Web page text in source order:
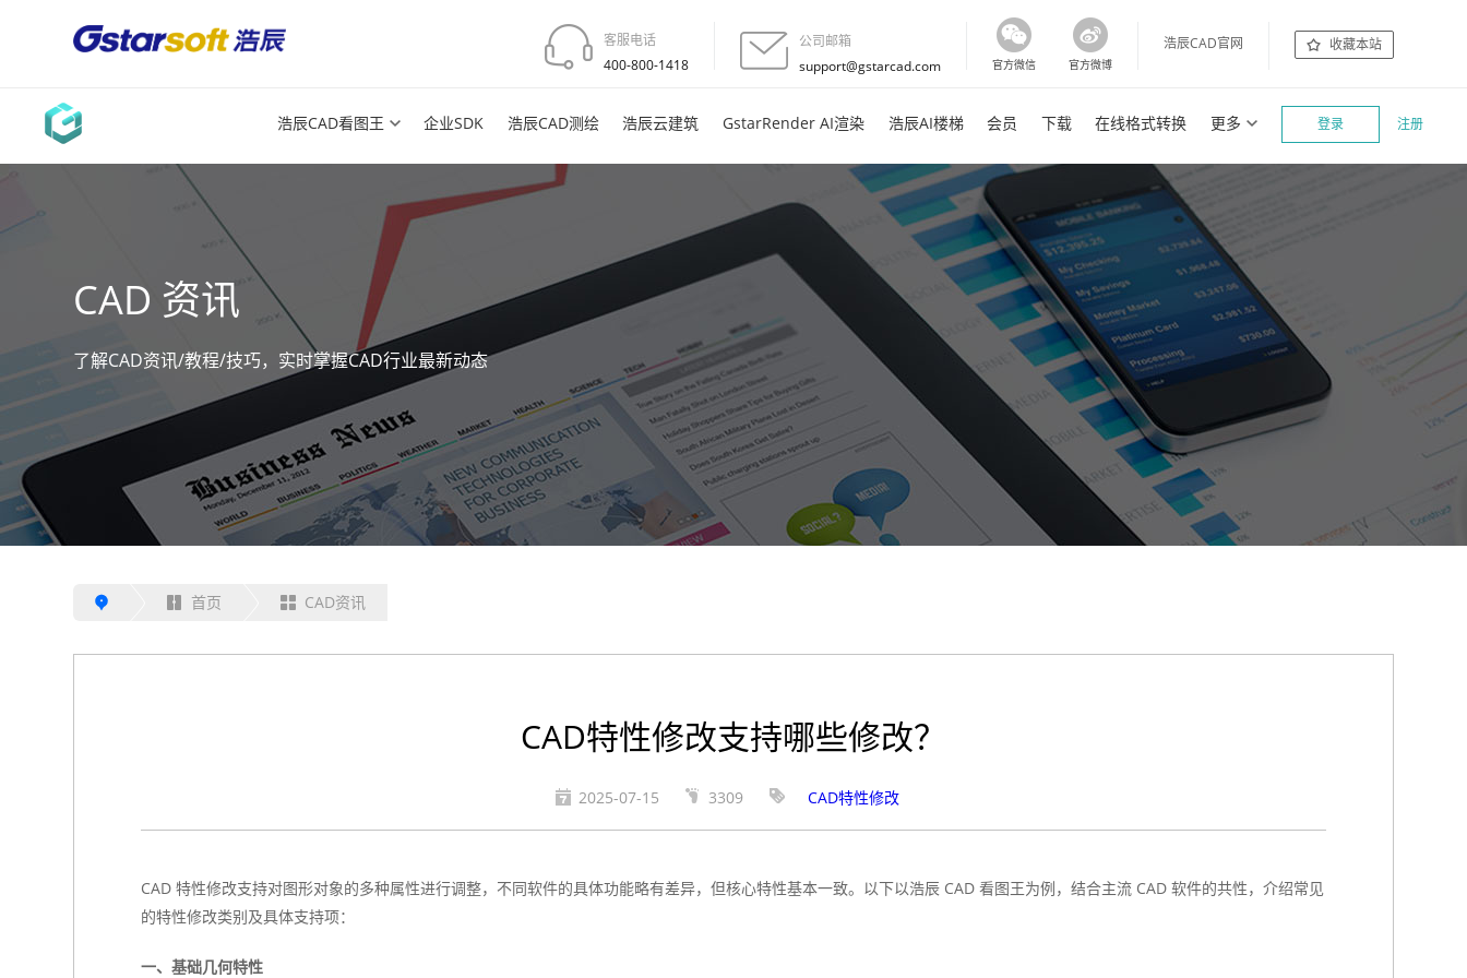
客服电话
400-800-1418
公司邮箱
support@gstarcad.com
官方微信 官方微博
浩辰CAD官网 收藏本站
浩辰CAD看图王 企业SDK 浩辰CAD测绘 浩辰云建筑 GstarRender AI渲染 浩辰AI楼梯 会员 下载 在线格式转换 更多 登录 注册
CAD 资讯
了解CAD资讯/教程/技巧，实时掌握CAD行业最新动态
首页 CAD资讯
CAD特性修改支持哪些修改？
2025-07-15 3309 CAD特性修改
CAD 特性修改支持对图形对象的多种属性进行调整，不同软件的具体功能略有差异，但核心特性基本一致。以下以浩辰 CAD 看图王为例，结合主流 CAD 软件的共性，介绍常见
的特性修改类别及具体支持项：
一、基础几何特性